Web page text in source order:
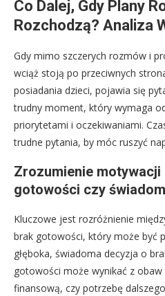
Co Dalej, Gdy Plany
Rozchodzą? Analiza
Gdy mimo szczerych rozmów i
wciąż stoją po przeciwnych
posiadania dzieci, pojawia się
trudny moment, który wymaga
priorytetami i oczekiwaniami.
trudne pytania, by móc ruszyć
Zrozumienie
gotowości czy
Kluczowe jest rozróżnienie
brak gotowości, który może być
głęboka, świadoma decyzja o
gotowości może wynikać z
finansową, czy potrzebę